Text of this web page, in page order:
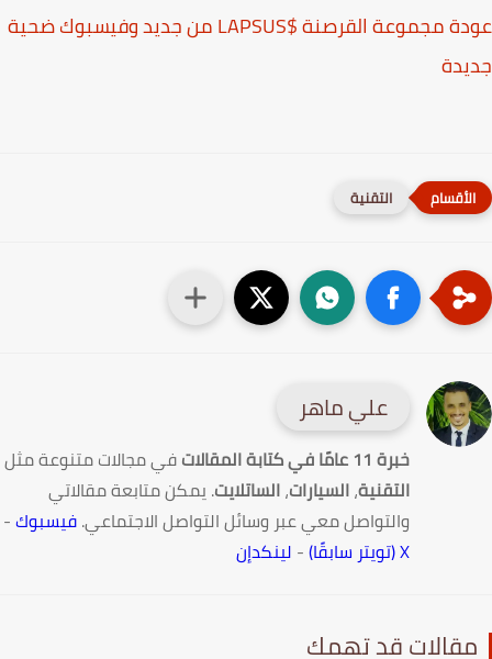
عودة مجموعة القرصنة $LAPSUS من جديد وفيسبوك ضحية
التقنية
علي ماهر
خبرة 11 عامًا في كتابة المقالات
في مجالات متنوعة مثل
التقنية،السيارات،الساتلايت. يمكن متابعة مقالاتي
والتواصل معي عبر وسائل التواصل الاجتماعي.فيسبوك-
-لينكدإن
قد تهمك